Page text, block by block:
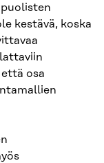
kestävä, koska
osa